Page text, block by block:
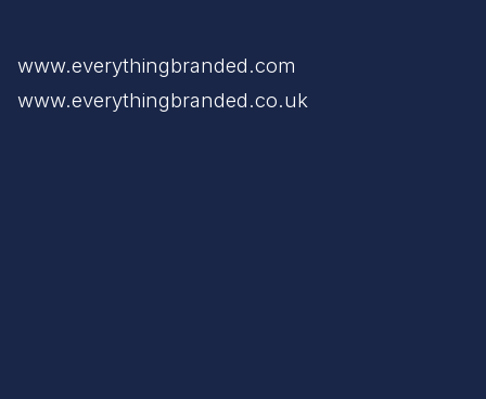
www.everythingbranded.com
www.everythingbranded.co.uk